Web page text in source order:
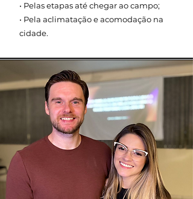
• Pelas etapas até chegar ao campo;
• Pela aclimatação e acomodação na
cidade.